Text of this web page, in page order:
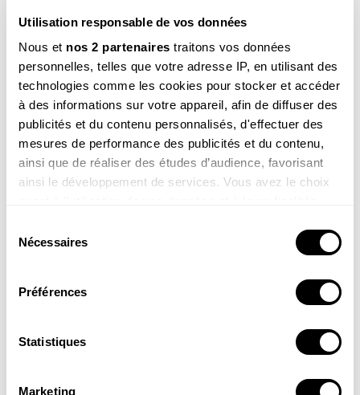
Utilisation responsable de vos données
Nous et nos 2 partenaires traitons vos données
personnelles, telles que votre adresse IP, en utilisant des
technologies comme les cookies pour stocker et accéder
à des informations sur votre appareil, afin de diffuser des
publicités et du contenu personnalisés, d'effectuer des
mesures de performance des publicités et du contenu,
ainsi que de réaliser des études d’audience, favorisant
ainsi le développement de services. Vous avez le choix
tout moment en consultant la Déclaration relative aux
cookies ou en cliquant sur l'icône de confidentialité.
Si vous le permettez, nous aimerions également :
géographique qui peuvent être précises à plusieurs
Identifier votre appareil en l'analysant activement
Nécessaires
Préférences
Statistiques
Marketing
interviews, Minute Nature, …
Voir un exemple
M’INSCRIRE
Par votre inscription vous acceptez lapolitique de confidentialité.Vous pouvez
Article ouvert aux
Salamandre